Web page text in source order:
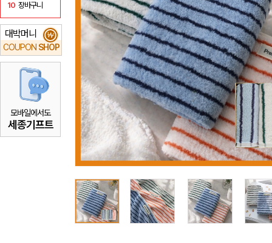
10 장바구니
대박머니
COUPON SHOP
₩
모바일에서도
세종기프트